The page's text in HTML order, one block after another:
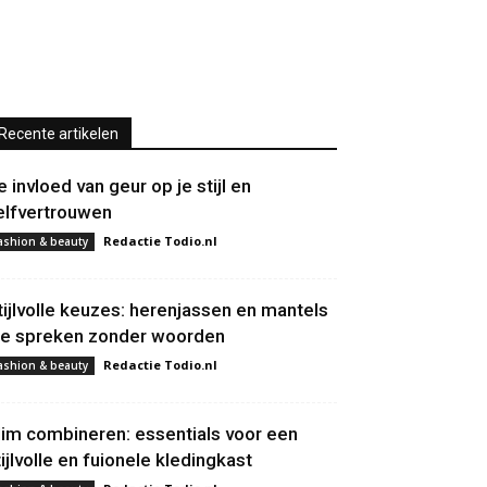
Recente artikelen
invloed van geur op je stijl en
& beauty Redactie Todio.nl
keuzes: herenjassen en mantels
spreken zonder woorden
& beauty Redactie Todio.nl
combineren: essentials voor een
en fuionele kledingkast